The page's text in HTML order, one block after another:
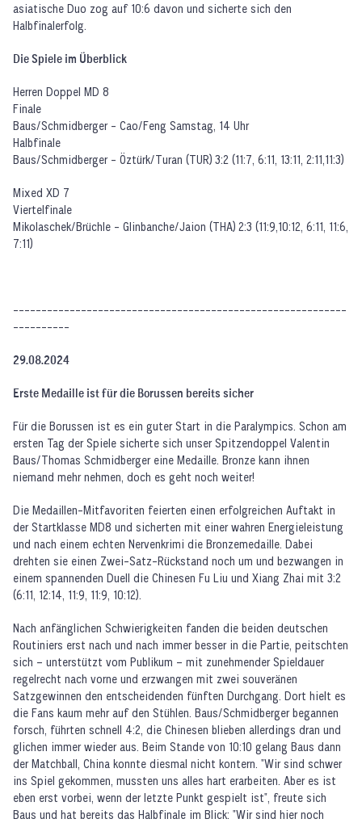
asiatische Duo zog auf 10:6 davon und sicherte sich den
Halbfinalerfolg.
Die Spiele im Überblick
Herren Doppel MD 8
Finale
Baus/Schmidberger - Cao/Feng Samstag, 14 Uhr
Halbfinale
Baus/Schmidberger - Öztürk/Turan (TUR) 3:2 (11:7, 6:11, 13:11, 2:11,11:3)
Mixed XD 7
Viertelfinale
Mikolaschek/Brüchle - Glinbanche/Jaion (THA) 2:3 (11:9,10:12, 6:11, 11:6,
7:11)
-----------------------------------------------------------
----------
29.08.2024
Erste Medaille ist für die Borussen bereits sicher
Für die Borussen ist es ein guter Start in die Paralympics. Schon am
ersten Tag der Spiele sicherte sich unser Spitzendoppel Valentin
Baus/Thomas Schmidberger eine Medaille. Bronze kann ihnen
niemand mehr nehmen, doch es geht noch weiter!
Die Medaillen-Mitfavoriten feierten einen erfolgreichen Auftakt in
der Startklasse MD8 und sicherten mit einer wahren Energieleistung
und nach einem echten Nervenkrimi die Bronzemedaille. Dabei
drehten sie einen Zwei-Satz-Rückstand noch um und bezwangen in
einem spannenden Duell die Chinesen Fu Liu und Xiang Zhai mit 3:2
(6:11, 12:14, 11:9, 11:9, 10:12).
Nach anfänglichen Schwierigkeiten fanden die beiden deutschen
Routiniers erst nach und nach immer besser in die Partie, peitschten
sich – unterstützt vom Publikum – mit zunehmender Spieldauer
regelrecht nach vorne und erzwangen mit zwei souveränen
Satzgewinnen den entscheidenden fünften Durchgang. Dort hielt es
die Fans kaum mehr auf den Stühlen. Baus/Schmidberger begannen
forsch, führten schnell 4:2, die Chinesen blieben allerdings dran und
glichen immer wieder aus. Beim Stande von 10:10 gelang Baus dann
der Matchball, China konnte diesmal nicht kontern. "Wir sind schwer
ins Spiel gekommen, mussten uns alles hart erarbeiten. Aber es ist
eben erst vorbei, wenn der letzte Punkt gespielt ist", freute sich
Baus und hat bereits das Halbfinale im Blick: "Wir sind hier noch